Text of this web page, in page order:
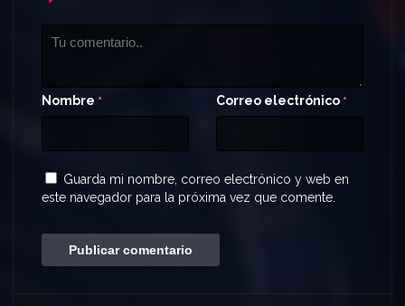
Nombre * Correo electrónico *
Guarda mi nombre, correo electrónico y web en
este navegador para la próxima vez que comente.